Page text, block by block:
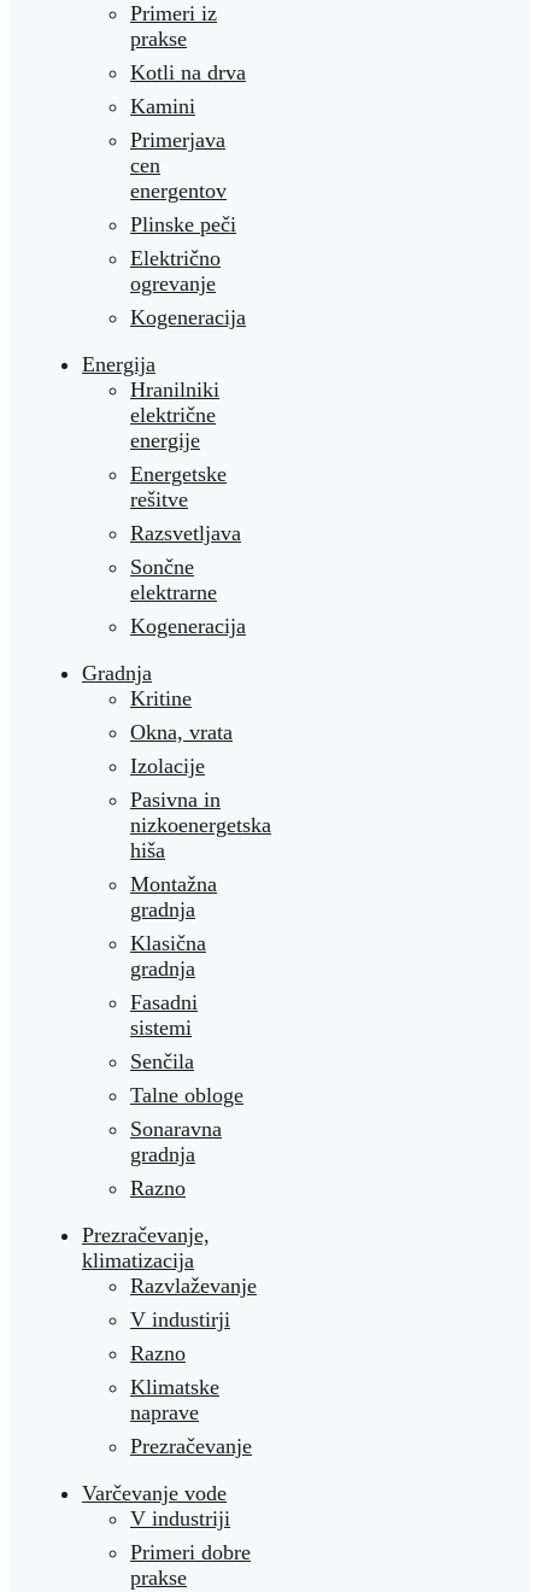
Primeri iz
prakse
Kotli na drva
Kamini
Primerjava
cen
energentov
Plinske peči
Električno
ogrevanje
Kogeneracija
Energija
Hranilniki
električne
energije
Energetske
rešitve
Razsvetljava
Sončne
elektrarne
Kogeneracija
Gradnja
Kritine
Okna, vrata
Izolacije
Pasivna in
nizkoenergetska
hiša
Montažna
gradnja
Klasična
gradnja
Fasadni
sistemi
Senčila
Talne obloge
Sonaravna
gradnja
Razno
Prezračevanje,
klimatizacija
Razvlaževanje
V industirji
Razno
Klimatske
naprave
Prezračevanje
Varčevanje vode
V industriji
Primeri dobre
prakse